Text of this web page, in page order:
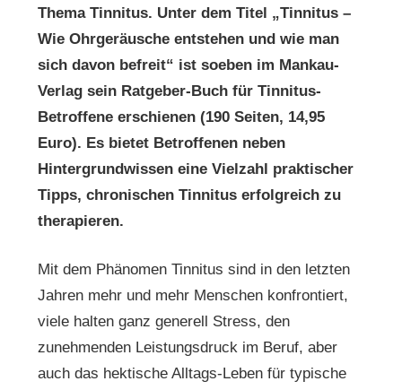
Thema Tinnitus. Unter dem Titel „Tinnitus –
Wie Ohrgeräusche entstehen und wie man
sich davon befreit“ ist soeben im Mankau-
Verlag sein Ratgeber-Buch für Tinnitus-
Betroffene erschienen (190 Seiten, 14,95
Euro). Es bietet Betroffenen neben
Hintergrundwissen eine Vielzahl praktischer
Tipps, chronischen Tinnitus erfolgreich zu
therapieren.
Mit dem Phänomen Tinnitus sind in den letzten
Jahren mehr und mehr Menschen konfrontiert,
viele halten ganz generell Stress, den
zunehmenden Leistungsdruck im Beruf, aber
auch das hektische Alltags-Leben für typische